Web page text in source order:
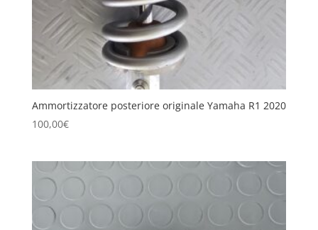
Ammortizzatore posteriore originale Yamaha R1 2020
100,00€